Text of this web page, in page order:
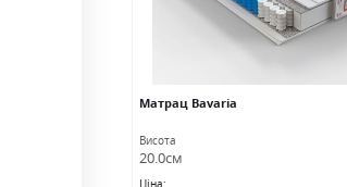
Матрац Bavaria
Висота
20.0см